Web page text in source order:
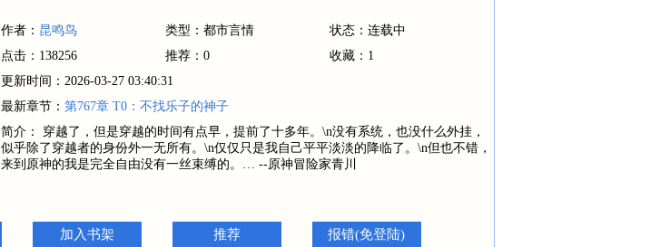
作者： 昆鸣鸟 类型：都市言情
状态：连载中
点击：138256
推荐：0
收藏：1
更新时间：2026-03-27 03:40:31
最新章节： 第767章 T0：不找乐子的神子
简介： 穿越了，但是穿越的时间有点早，提前了十多年。\n没有系统，也没什么外挂，
似乎除了穿越者的身份外一无所有。\n仅仅只是我自己平平淡淡的降临了。\n但也不错，
来到原神的我是完全自由没有一丝束缚的。… --原神冒险家青川
加入书架 推荐 报错(免登陆)